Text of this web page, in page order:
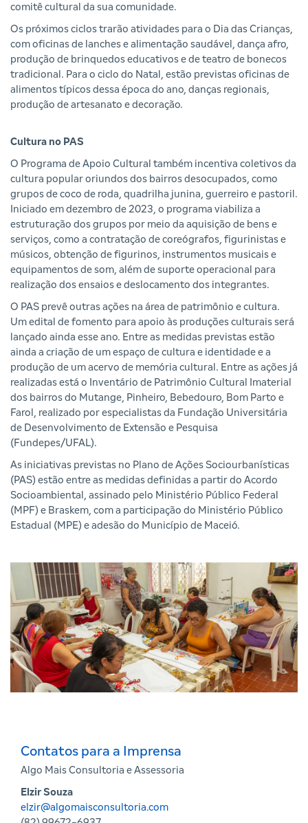
comitê cultural da sua comunidade.
Os próximos ciclos trarão atividades para o Dia das Crianças,
com oficinas de lanches e alimentação saudável, dança afro,
produção de brinquedos educativos e de teatro de bonecos
tradicional. Para o ciclo do Natal, estão previstas oficinas de
alimentos típicos dessa época do ano, danças regionais,
produção de artesanato e decoração.
Cultura no PAS
O Programa de Apoio Cultural também incentiva coletivos da
cultura popular oriundos dos bairros desocupados, como
grupos de coco de roda, quadrilha junina, guerreiro e pastoril.
Iniciado em dezembro de 2023, o programa viabiliza a
estruturação dos grupos por meio da aquisição de bens e
serviços, como a contratação de coreógrafos, figurinistas e
músicos, obtenção de figurinos, instrumentos musicais e
equipamentos de som, além de suporte operacional para
realização dos ensaios e deslocamento dos integrantes.
O PAS prevê outras ações na área de patrimônio e cultura.
Um edital de fomento para apoio às produções culturais será
lançado ainda esse ano. Entre as medidas previstas estão
ainda a criação de um espaço de cultura e identidade e a
produção de um acervo de memória cultural. Entre as ações já
realizadas está o Inventário de Patrimônio Cultural Imaterial
dos bairros do Mutange, Pinheiro, Bebedouro, Bom Parto e
Farol, realizado por especialistas da Fundação Universitária
de Desenvolvimento de Extensão e Pesquisa
(Fundepes/UFAL).
As iniciativas previstas no Plano de Ações Sociourbanísticas
(PAS) estão entre as medidas definidas a partir do Acordo
Socioambiental, assinado pelo Ministério Público Federal
(MPF) e Braskem, com a participação do Ministério Público
Estadual (MPE) e adesão do Município de Maceió.
Contatos para a Imprensa
Algo Mais Consultoria e Assessoria
Elzir Souza
elzir@algomaisconsultoria.com